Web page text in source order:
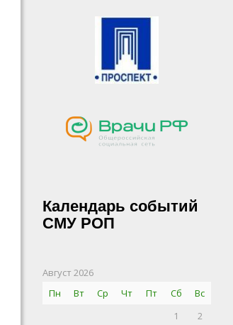
Календарь событий
СМУ РОП
Август 2026
Пн
Вт Ср Чт Пт Сб
Вс
1
2